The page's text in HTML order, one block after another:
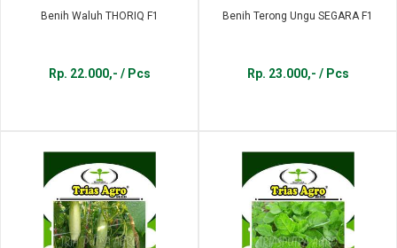
Benih Waluh THORIQ F1
Rp. 22.000,- / Pcs
Benih Terong Ungu SEGARA F1
Rp. 23.000,- / Pcs